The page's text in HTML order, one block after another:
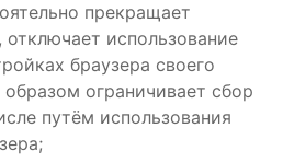
прекращает
использование
браузера своего
ограничивает сбор
путём использования